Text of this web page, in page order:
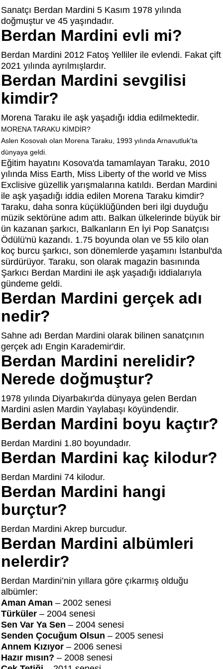
Sanatçı Berdan Mardini 5 Kasım 1978 yılında
doğmuştur ve 45 yaşındadır.
Berdan Mardini evli mi?
Berdan Mardini 2012 Fatoş Yelliler ile evlendi. Fakat çift
2021 yılında ayrılmışlardır.
Berdan Mardini sevgilisi
kimdir?
Morena Taraku ile aşk yaşadığı iddia edilmektedir.
MORENA TARAKU KİMDİR?
Aslen Kosovalı olan Morena Taraku, 1993 yılında Arnavutluk'ta
dünyaya geldi.
Eğitim hayatını Kosova'da tamamlayan Taraku, 2010
yılında Miss Earth, Miss Liberty of the world ve Miss
Exclisive güzellik yarışmalarına katıldı. Berdan Mardini
ile aşk yaşadığı iddia edilen Morena Taraku kimdir?
Taraku, daha sonra küçüklüğünden beri ilgi duyduğu
müzik sektörüne adım attı. Balkan ülkelerinde büyük bir
ün kazanan şarkıcı, Balkanların En İyi Pop Sanatçısı
Ödülü'nü kazandı. 1.75 boyunda olan ve 55 kilo olan
koç burcu şarkıcı, son dönemlerde yaşamını İstanbul'da
sürdürüyor. Taraku, son olarak magazin basınında
Şarkıcı Berdan Mardini ile aşk yaşadığı iddialarıyla
gündeme geldi.
Berdan Mardini gerçek adı
nedir?
Sahne adı Berdan Mardini olarak bilinen sanatçının
gerçek adı Engin Karademir'dir.
Berdan Mardini nerelidir?
Nerede doğmuştur?
1978 yılında Diyarbakır'da dünyaya gelen Berdan
Mardini aslen Mardin Yaylabaşı köyündendir.
Berdan Mardini boyu kaçtır?
Berdan Mardini 1.80 boyundadır.
Berdan Mardini kaç kilodur?
Berdan Mardini 74 kilodur.
Berdan Mardini hangi
burçtur?
Berdan Mardini Akrep burcudur.
Berdan Mardini albümleri
nelerdir?
Berdan Mardini’nin yıllara göre çıkarmış olduğu
albümler:
Aman Aman – 2002 senesi
Türküler – 2004 senesi
Sen Var Ya Sen – 2004 senesi
Senden Çocuğum Olsun – 2005 senesi
Annem Kızıyor – 2006 senesi
Hazır mısın? – 2008 senesi